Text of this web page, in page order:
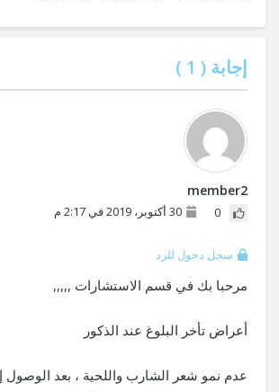
إجابة ( 1
)
member2
0 30 أكتوبر، 2019 في 2:17 م
سجل دخول للرد
مرحبا بك في قسم الاستشارات ,,,,,
أعراض تأخر البلوغ عند الذكور
عدم نمو شعر الشارب واللحية ، بعد الوصول إلى